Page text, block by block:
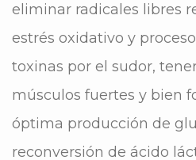
eliminar radicales libres
estrés oxidativo y
toxinas por el sudor,
músculos fuertes y bien
óptima producción de
reconversión de ácido